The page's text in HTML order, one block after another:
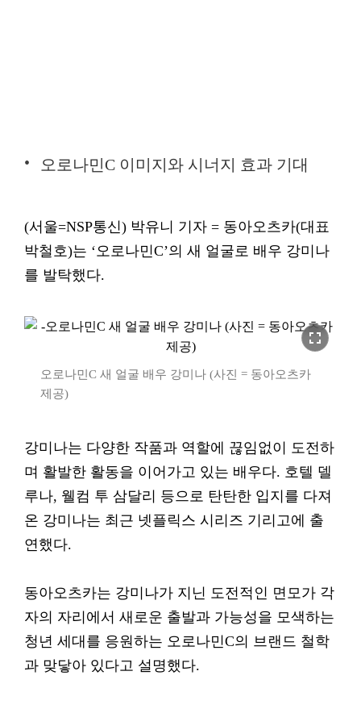
오로나민C 이미지와 시너지 효과 기대
(서울=NSP통신) 박유니 기자 = 동아오츠카(대표
박철호)는 ‘오로나민C’의 새 얼굴로 배우 강미나
를 발탁했다.
fullscreen
오로나민C 새 얼굴 배우 강미나 (사진 = 동아오츠카
제공)
강미나는 다양한 작품과 역할에 끊임없이 도전하
며 활발한 활동을 이어가고 있는 배우다. 호텔 델
루나, 웰컴 투 삼달리 등으로 탄탄한 입지를 다져
온 강미나는 최근 넷플릭스 시리즈 기리고에 출
연했다.
동아오츠카는 강미나가 지닌 도전적인 면모가 각
자의 자리에서 새로운 출발과 가능성을 모색하는
청년 세대를 응원하는 오로나민C의 브랜드 철학
과 맞닿아 있다고 설명했다.